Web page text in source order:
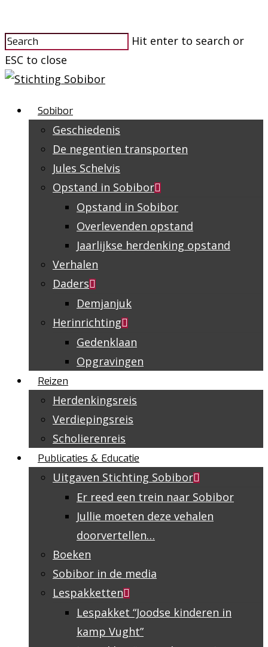
Hit enter to search or
ESC to close
Sobibor
Geschiedenis
De negentien transporten
Jules Schelvis
Opstand in Sobibor
Opstand in Sobibor
Overlevenden opstand
Jaarlijkse herdenking opstand
Verhalen
Daders
Demjanjuk
Herinrichting
Gedenklaan
Opgravingen
Reizen
Herdenkingsreis
Verdiepingsreis
Scholierenreis
Publicaties & Educatie
Uitgaven Stichting Sobibor
Er reed een trein naar Sobibor
Jullie moeten deze vehalen
doorvertellen…
Boeken
Sobibor in de media
Lespakketten
Lespakket “Joodse kinderen in
kamp Vught”